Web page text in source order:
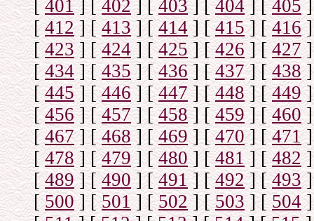
[401] [402] [403] [404] [405]
[412] [413] [414] [415] [416]
[423] [424] [425] [426] [427]
[434] [435] [436] [437] [438]
[445] [446] [447] [448] [449]
[ 456] [457] [458] [459] [460]
[467] [468] [469] [470] [471]
[478] [479] [480] [481] [482]
[489] [490] [491] [492] [493]
[500] [501] [502] [503] [504]